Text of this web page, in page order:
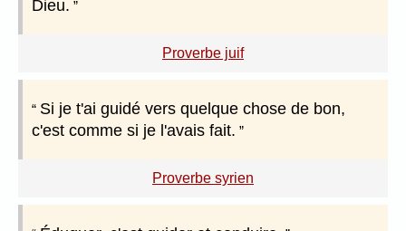
Dieu.
Proverbe juif
Si je t'ai guidé vers quelque chose de bon,
c'est comme si je l'avais fait.
Proverbe syrien